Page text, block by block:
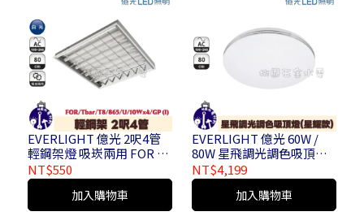
EVERLIGHT 億光 2呎4管
輕鋼架燈 吸崁兩用 FOR /
Tbar / T8 / 865 / U /
10Wx4 / GP ( I )
NT$550
加入購物車
EVERLIGHT 億光 60W /
80W 星飛調光調色吸頂燈 (
星耀款 )
NT$4,199
加入購物車